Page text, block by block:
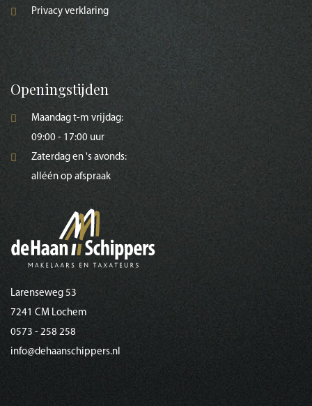
Privacy verklaring
Openingstijden
Maandag t-m vrijdag:
09:00 - 17:00 uur
Zaterdag en 's avonds:
alléén op afspraak
Larenseweg 53
7241 CM Lochem
0573 - 258 258
info@dehaanschippers.nl